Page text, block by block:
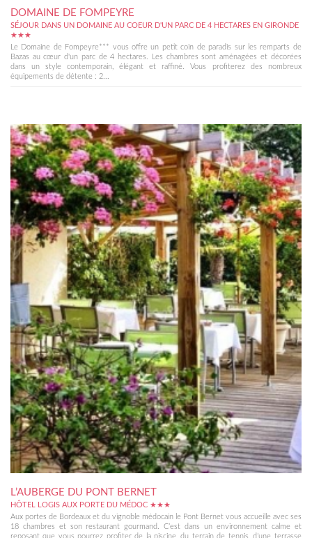
DOMAINE DE FOMPEYRE
SÉJOUR DANS UN DOMAINE AU COEUR D'UN PARC DE 4 HECTARES EN GIRONDE
★★★
Le Domaine de Fompeyre*** vous offre un petit coin de paradis sur les remparts de
Bazas au cœur d'un parc de 4 hectares. Les chambres sont aménagées et décorées
dans un style contemporain, élégant et raffiné. Vous profiterez des nombreux
équipements de détente : 2...
L’AUBERGE DU PONT BERNET
HÔTEL LOGIS AUX PORTE DU MÉDOC ★★★
Aux portes de Bordeaux et du vignoble médocain le Pont Bernet vous accueille avec ses
18 chambres et son restaurant gourmand. C’est dans un environnement calme et
reposant que vous pourrez profiter de la piscine, du terrain de tennis, d’une terrasse